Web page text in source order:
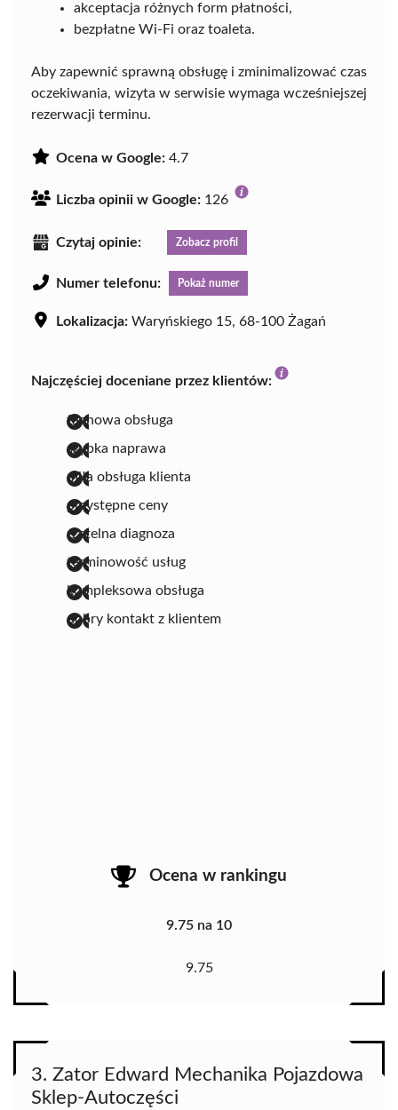
akceptacja różnych form płatności,
bezpłatne Wi-Fi oraz toaleta.
Aby zapewnić sprawną obsługę i zminimalizować czas
oczekiwania, wizyta w serwisie wymaga wcześniejszej
rezerwacji terminu.
Ocena w Google: 4.7
Liczba opinii w Google: 126
Czytaj opinie: Zobacz profil
Numer telefonu: Pokaż numer
Lokalizacja: Waryńskiego 15, 68-100 Żagań
Najczęściej doceniane przez klientów:
fachowa obsługa
szybka naprawa
miła obsługa klienta
przystępne ceny
rzetelna diagnoza
terminowość usług
kompleksowa obsługa
dobry kontakt z klientem
Ocena w rankingu
9.75 na 10
9.75
3. Zator Edward Mechanika Pojazdowa
Sklep-Autoczęści